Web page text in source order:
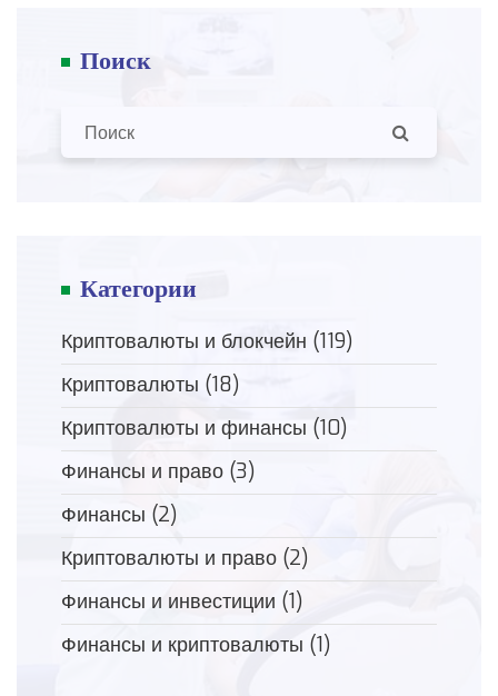
Поиск
Категории
Криптовалюты и блокчейн (119)
Криптовалюты (18)
Криптовалюты и финансы (10)
Финансы и право (3)
Финансы (2)
Криптовалюты и право (2)
Финансы и инвестиции (1)
Финансы и криптовалюты (1)